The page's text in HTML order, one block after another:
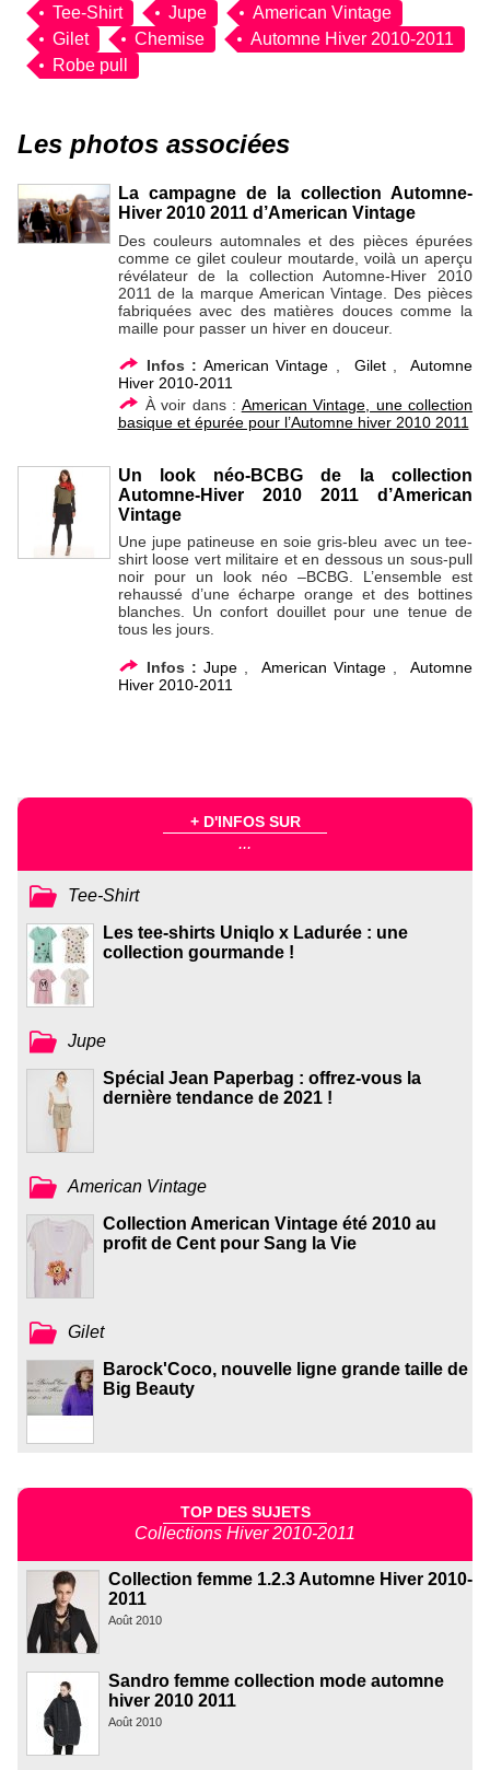
Tee-Shirt Jupe
American Vintage
Gilet
Chemise
Automne Hiver 2010-2011
Robe pull
Les photos associées
La campagne de la collection Automne-
Hiver 2010 2011 d’American Vintage
Des couleurs automnales et des pièces épurées
comme ce gilet couleur moutarde, voilà un aperçu
révélateur de la collection Automne-Hiver 2010
2011 de la marque American Vintage. Des pièces
fabriquées avec des matières douces comme la
maille pour passer un hiver en douceur.
Infos : American Vintage , Gilet, Automne
Hiver 2010-2011
À voir dans : American Vintage, une collection
basique et épurée pour l’Automne hiver 2010 2011
Un look néo-BCBG de la collection
Automne-Hiver 2010 2011 d’American
Vintage
Une jupe patineuse en soie gris-bleu avec un tee-
shirt loose vert militaire et en dessous un sous-pull
noir pour un look néo –BCBG. L’ensemble est
rehaussé d’une écharpe orange et des bottines
blanches. Un confort douillet pour une tenue de
tous les jours.
Infos : Jupe American Vintage
Automne
Hiver 2010-2011
+ D'INFOS SUR
...
Tee-Shirt
Les tee-shirts Uniqlo x Ladurée : une
collection gourmande !
Jupe
Spécial Jean Paperbag : offrez-vous la
dernière tendance de 2021 !
American Vintage
Collection American Vintage été 2010 au
profit de Cent pour Sang la Vie
Gilet
Barock'Coco, nouvelle ligne grande taille de
Big Beauty
TOP DES SUJETS
Collections Hiver 2010-2011
Collection femme 1.2.3 Automne Hiver 2010-
2011
Août 2010
Sandro femme collection mode automne
hiver 2010 2011
Août 2010